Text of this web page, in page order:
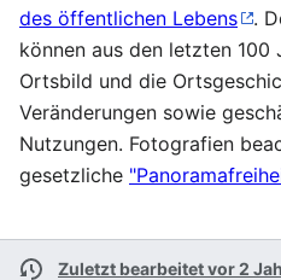
des öffentlichen Lebens
.
können aus den letzten 100
Ortsbild und die
Veränderungen sowie
Nutzungen. Fotografien
gesetzliche
Zuletzt bearbeitet vor 2